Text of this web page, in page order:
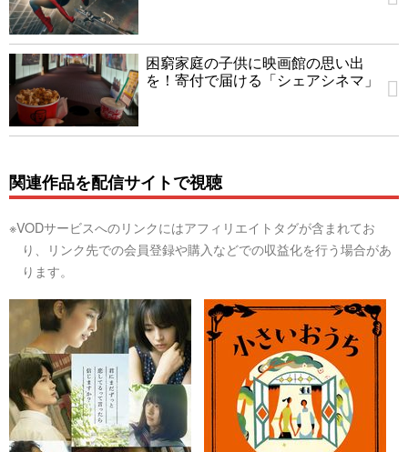
困窮家庭の子供に映画館の思い出
を！寄付で届ける「シェアシネマ」
関連作品を配信サイトで視聴
※VODサービスへのリンクにはアフィリエイトタグが含まれてお
り、リンク先での会員登録や購入などでの収益化を行う場合があ
ります。